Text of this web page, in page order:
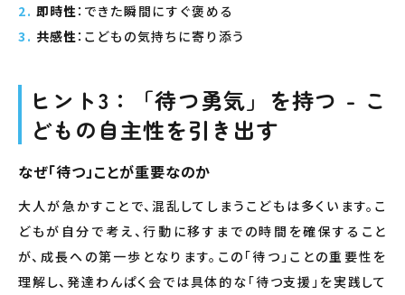
即時性 ：できた瞬間にすぐ褒める
共感性 ：こどもの気持ちに寄り添う
ヒント3：「待つ勇気」を持つ - こ
どもの自主性を引き出す
なぜ「待つ」ことが重要なのか
大人が急かすことで、混乱してしまうこどもは多くいます。こ
どもが自分で考え、行動に移すまでの時間を確保すること
が、成長への第一歩となります。この「待つ」ことの重要性を
理解し、発達わんぱく会では具体的な「待つ支援」を実践して